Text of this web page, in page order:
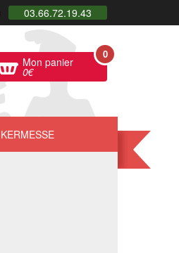
03.66.72.19.43
Mon panier
0€
0
KERMESSE